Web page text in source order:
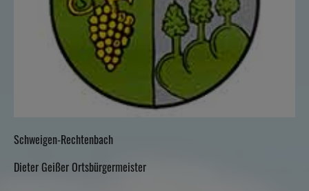
Schweigen-Rechtenbach
Dieter Geißer Ortsbürgermeister